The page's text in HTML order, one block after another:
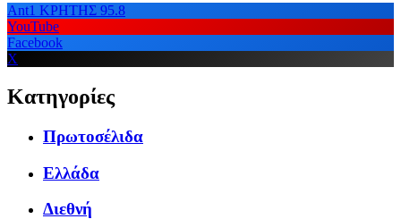
Ant1 ΚΡΗΤΗΣ 95.8
YouTube
Facebook
X
Κατηγορίες
Πρωτοσέλιδα
Ελλάδα
Διεθνή